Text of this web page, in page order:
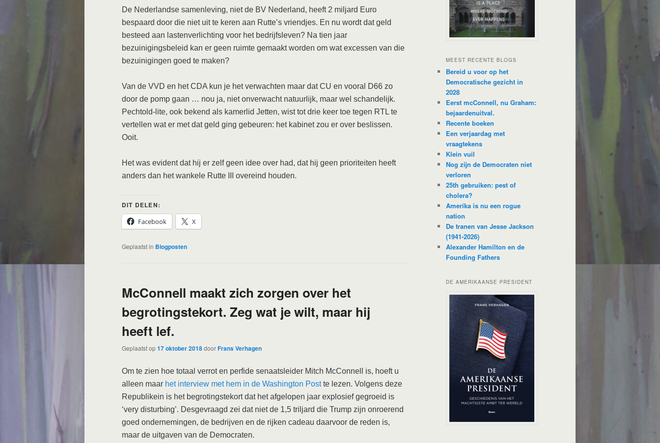
De Nederlandse samenleving, niet de BV Nederland, heeft 2 miljard Euro
bespaard door die niet uit te keren aan Rutte’s vriendjes. En nu wordt dat geld
besteed aan lastenverlichting voor het bedrijfsleven? Na tien jaar
bezuinigingsbeleid kan er geen ruimte gemaakt worden om wat excessen van die
bezuinigingen goed te maken?
Van de VVD en het CDA kun je het verwachten maar dat CU en vooral D66 zo
door de pomp gaan … nou ja, niet onverwacht natuurlijk, maar wel schandelijk.
Pechtold-lite, ook bekend als kamerlid Jetten, wist tot drie keer toe tegen RTL te
vertellen wat er met dat geld ging gebeuren: het kabinet zou er over beslissen.
Ooit.
Het was evident dat hij er zelf geen idee over had, dat hij geen prioriteiten heeft
anders dan het wankele Rutte III overeind houden.
DIT DELEN:
Facebook
X
Geplaatst in Blogposten
McConnell maakt zich zorgen over het
begrotingstekort. Zeg wat je wilt, maar hij
heeft lef.
Geplaatst op17 oktober 2018doorFrans Verhagen
Om te zien hoe totaal verrot en perfide senaatsleider Mitch McConnell is, hoeft u
alleen maar het interview met hem in de Washington Postte lezen. Volgens deze
Republikein is het begrotingstekort dat het afgelopen jaar explosief gegroeid is
‘very disturbing’. Desgevraagd zei dat niet de 1,5 triljard die Trump zijn onroerend
goed ondernemingen, de bedrijven en de rijken cadeau daarvoor de reden is,
maar de uitgaven van de Democraten.
MEEST RECENTE BLOGS
Bereid u voor op het
Democratische gezicht in
2028
Eerst mcConnell, nu Graham:
bejaardenuitval.
Recente boeken
Een verjaardag met
vraagtekens
Klein vuil
Nog zijn de Democraten niet
verloren
25th gebruiken: pest of
cholera?
Amerika is nu een rogue
nation
De tranen van Jesse Jackson
(1941-2026)
Alexander Hamilton en de
Founding Fathers
DE AMERIKAANSE PRESIDENT